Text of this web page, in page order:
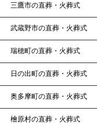
三鷹市の直葬・火葬式
武蔵野市の直葬・火葬式
瑞穂町の直葬・火葬式
日の出町の直葬・火葬式
奥多摩町の直葬・火葬式
檜原村の直葬・火葬式